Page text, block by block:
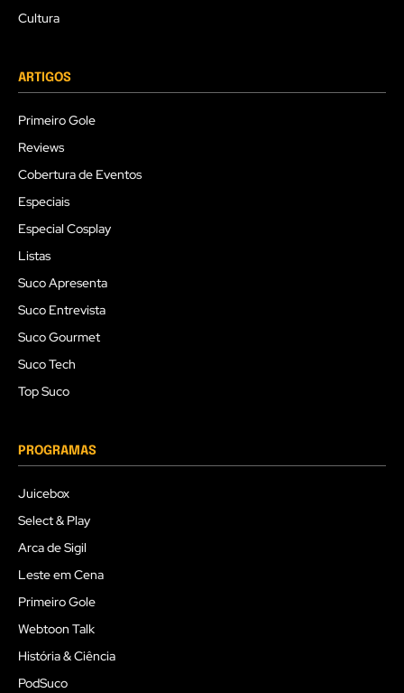
Cultura
ARTIGOS
Primeiro Gole
Reviews
Cobertura de Eventos
Especiais
Especial Cosplay
Listas
Suco Apresenta
Suco Entrevista
Suco Gourmet
Suco Tech
Top Suco
PROGRAMAS
Juicebox
Select & Play
Arca de Sigil
Leste em Cena
Primeiro Gole
Webtoon Talk
História & Ciência
PodSuco